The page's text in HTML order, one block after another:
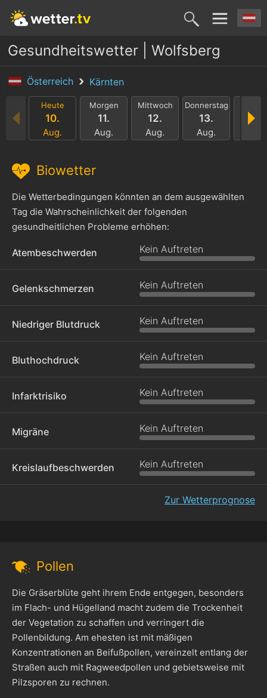
Gesundheitswetter | Wolfsberg
Österreich Kärnten
Heute
10.
Aug.
Morgen
11.
Aug.
Mittwoch
12.
Aug.
Donnerstag
13.
Aug.
14.
Biowetter
Die Wetterbedingungen könnten an dem ausgewählten
Tag die Wahrscheinlichkeit der folgenden
gesundheitlichen Probleme erhöhen:
Atembeschwerden Kein Auftreten
Gelenkschmerzen Kein Auftreten
Niedriger Blutdruck Kein Auftreten
Bluthochdruck Kein Auftreten
Infarktrisiko Kein Auftreten
Migräne Kein Auftreten
Kreislaufbeschwerden Kein Auftreten
Zur Wetterprognose
Pollen
Die Gräserblüte geht ihrem Ende entgegen, besonders
im Flach- und Hügelland macht zudem die Trockenheit
der Vegetation zu schaffen und verringert die
Pollenbildung. Am ehesten ist mit mäßigen
Konzentrationen an Beifußpollen, vereinzelt entlang der
Straßen auch mit Ragweedpollen und gebietsweise mit
Pilzsporen zu rechnen.